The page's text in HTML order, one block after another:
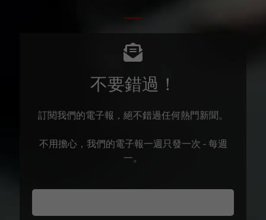
不要錯過！
訂閱我們的電子報，絕不錯過任何熱門新聞。
不用擔心，我們的電子報一週只發一次 - 每週
一。